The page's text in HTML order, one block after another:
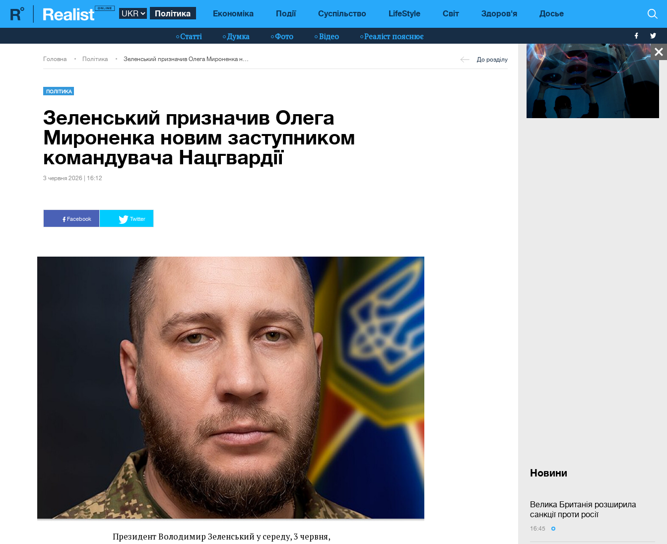
Політика Економіка Події Суспільство LifeStyle Світ Здоров'я Досье
Статті Думка Фото Відео Реаліст пояснює
Новини
Велика Британія розширила
санкції проти росії
16:45
Головна Політика До розділу
ПОЛІТИКА
Зеленський призначив Олега
Мироненка новим заступником
командувача Нацгвардії
3 червня 2026 | 16:12
Facebook Twitter
Президент Володимир Зеленський у середу, 3 червня,